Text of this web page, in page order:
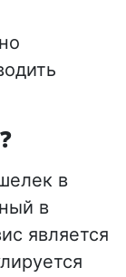
в
в
является